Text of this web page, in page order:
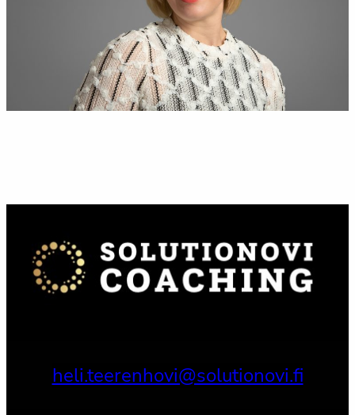
heli.teerenhovi@solutionovi.fi